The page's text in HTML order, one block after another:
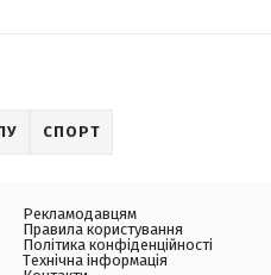
СПОРТ
Рекламодавцям
Правила користування
Політика конфіденційності
Технічна інформація